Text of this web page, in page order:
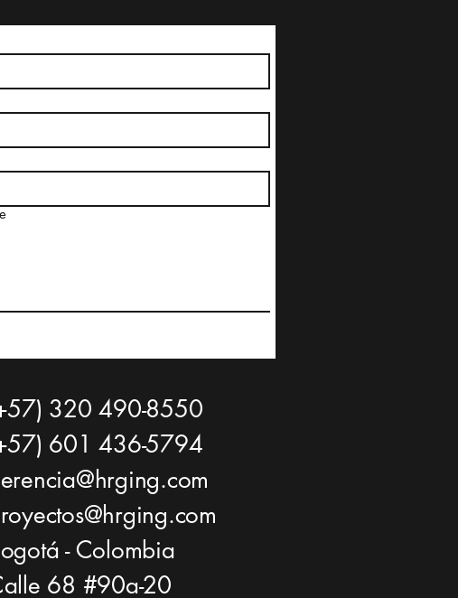
320 490-8550
601 436-5794
- Colombia
68 #90a-20